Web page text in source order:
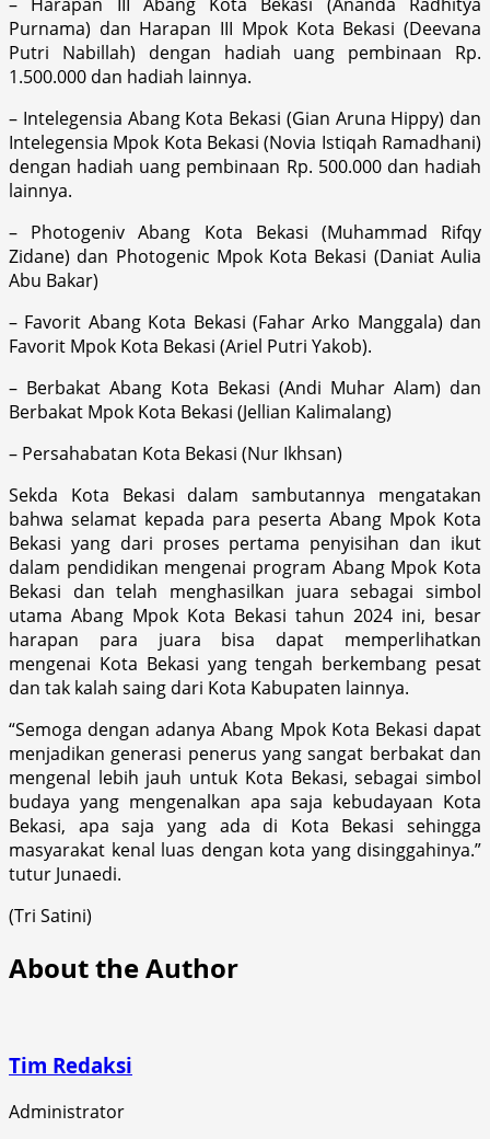
Purnama) dan Harapan III Mpok Kota Bekasi (Deevana
Putri Nabillah) dengan hadiah uang pembinaan Rp.
1.500.000 dan hadiah lainnya.
– Intelegensia Abang Kota Bekasi (Gian Aruna Hippy) dan
Intelegensia Mpok Kota Bekasi (Novia Istiqah Ramadhani)
dengan hadiah uang pembinaan Rp. 500.000 dan hadiah
lainnya.
– Photogeniv Abang Kota Bekasi (Muhammad Rifqy
Zidane) dan Photogenic Mpok Kota Bekasi (Daniat Aulia
Abu Bakar)
– Favorit Abang Kota Bekasi (Fahar Arko Manggala) dan
Favorit Mpok Kota Bekasi (Ariel Putri Yakob).
– Berbakat Abang Kota Bekasi (Andi Muhar Alam) dan
Berbakat Mpok Kota Bekasi (Jellian Kalimalang)
– Persahabatan Kota Bekasi (Nur Ikhsan)
Sekda Kota Bekasi dalam sambutannya mengatakan
bahwa selamat kepada para peserta Abang Mpok Kota
Bekasi yang dari proses pertama penyisihan dan ikut
dalam pendidikan mengenai program Abang Mpok Kota
Bekasi dan telah menghasilkan juara sebagai simbol
utama Abang Mpok Kota Bekasi tahun 2024 ini, besar
harapan para juara bisa dapat memperlihatkan
mengenai Kota Bekasi yang tengah berkembang pesat
dan tak kalah saing dari Kota Kabupaten lainnya.
“Semoga dengan adanya Abang Mpok Kota Bekasi dapat
menjadikan generasi penerus yang sangat berbakat dan
mengenal lebih jauh untuk Kota Bekasi, sebagai simbol
budaya yang mengenalkan apa saja kebudayaan Kota
Bekasi, apa saja yang ada di Kota Bekasi sehingga
masyarakat kenal luas dengan kota yang disinggahinya.”
tutur Junaedi.
(Tri Satini)
About the Author
Tim Redaksi
Administrator